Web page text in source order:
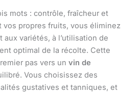
mots : contrôle, fraîcheur et
vos propres fruits, vous éliminez
variétés, à l’utilisation de
optimal de la récolte. Cette
pas vers un vin de
Vous choisissez des
gustatives et tanniques, et